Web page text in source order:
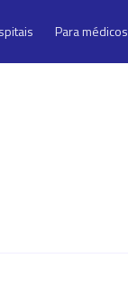
Para médicos